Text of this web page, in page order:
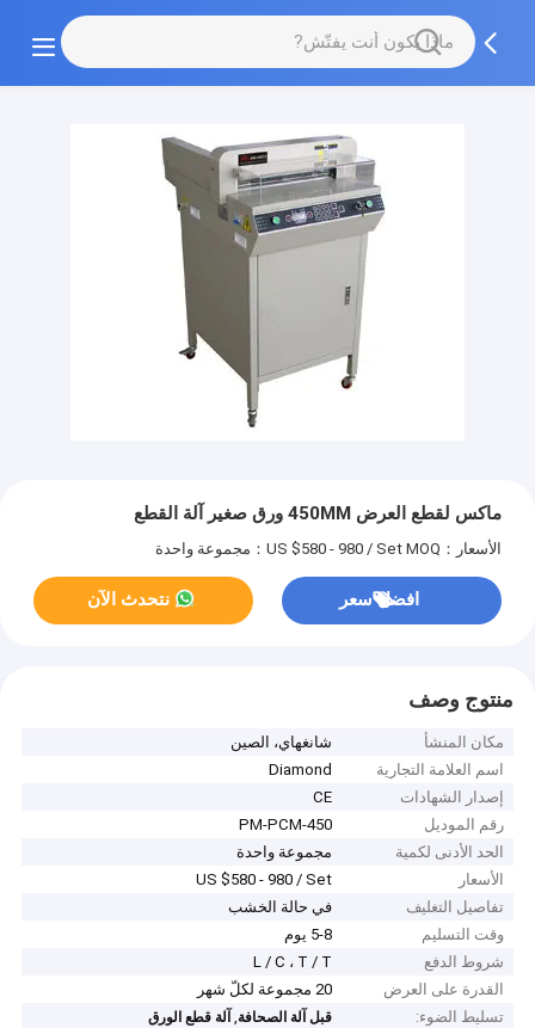
ماكس لقطع العرض 450MM ورق صغير آلة القطع
الأسعار：US $580 - 980 / Set MOQ：مجموعة واحدة
افضل سعر نتحدث الآن
منتوج وصف
مكان المنشأ
شانغهاي، الصين
اسم العلامة التجارية
Diamond
إصدار الشهادات
CE
رقم الموديل
PM-PCM-450
الحد الأدنى لكمية
مجموعة واحدة
الأسعار
US $580 - 980 / Set
تفاصيل التغليف
في حالة الخشب
وقت التسليم
5-8 يوم
شروط الدفع
L / C ، T / T
القدرة على العرض
20 مجموعة لكلّ شهر
تسليط الضوء:
قبل آلة الصحافة, آلة قطع الورق